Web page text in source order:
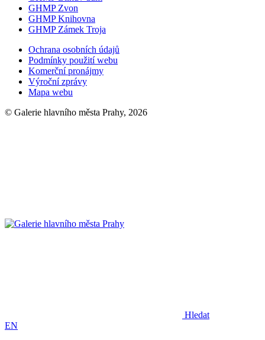
GHMP Zvon
GHMP Knihovna
GHMP Zámek Troja
Ochrana osobních údajů
Podmínky použití webu
Komerční pronájmy
Výroční zprávy
Mapa webu
© Galerie hlavního města Prahy, 2026
Hledat
EN